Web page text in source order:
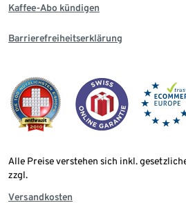
Kaffee-Abo kündigen
Barrierefreiheitserklärung
Alle Preise verstehen sich inkl.
zzgl.
Versandkosten